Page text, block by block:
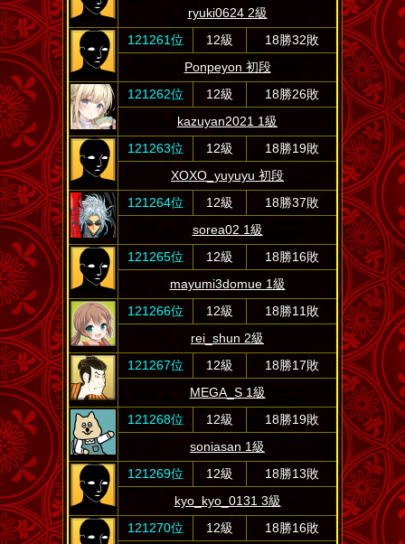
ryuki0624 2級
121261位
12級
18勝32敗
Ponpeyon 初段
121262位
12級
18勝26敗
kazuyan2021 1級
121263位
12級
18勝19敗
XOXO_yuyuyu 初段
121264位
12級
18勝37敗
sorea02 1級
121265位
12級
18勝16敗
mayumi3domue 1級
121266位
12級
18勝11敗
rei_shun 2級
121267位
12級
18勝17敗
MEGA_S 1級
121268位
12級
18勝19敗
soniasan 1級
121269位
12級
18勝13敗
kyo_kyo_0131 3級
121270位
12級
18勝16敗